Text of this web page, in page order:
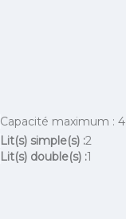
Capacité maximum : 4
Lit(s) simple(s) :2
Lit(s) double(s) :1